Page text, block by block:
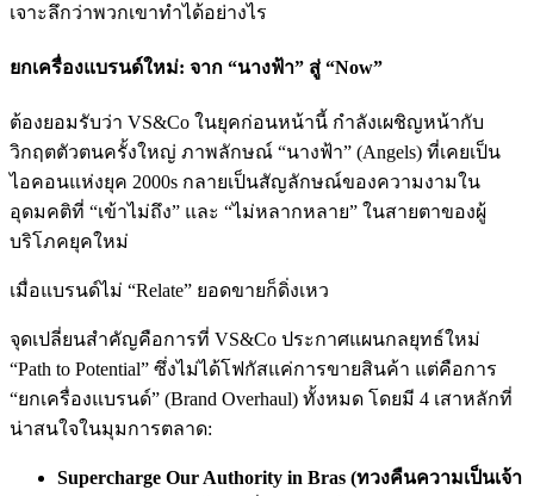
เจาะลึกว่าพวกเขาทำได้อย่างไร
ยกเครื่องแบรนด์ใหม่: จาก “นางฟ้า” สู่ “Now”
ต้องยอมรับว่า VS&Co ในยุคก่อนหน้านี้ กำลังเผชิญหน้ากับ
วิกฤตตัวตนครั้งใหญ่ ภาพลักษณ์ “นางฟ้า” (Angels) ที่เคยเป็น
ไอคอนแห่งยุค 2000s กลายเป็นสัญลักษณ์ของความงามใน
อุดมคติที่ “เข้าไม่ถึง” และ “ไม่หลากหลาย” ในสายตาของผู้
บริโภคยุคใหม่
เมื่อแบรนด์ไม่ “Relate” ยอดขายก็ดิ่งเหว
จุดเปลี่ยนสำคัญคือการที่ VS&Co ประกาศแผนกลยุทธ์ใหม่
“Path to Potential” ซึ่งไม่ได้โฟกัสแค่การขายสินค้า แต่คือการ
“ยกเครื่องแบรนด์” (Brand Overhaul) ทั้งหมด โดยมี 4 เสาหลักที่
น่าสนใจในมุมการตลาด:
Supercharge Our Authority in Bras (ทวงคืนความเป็นเจ้า